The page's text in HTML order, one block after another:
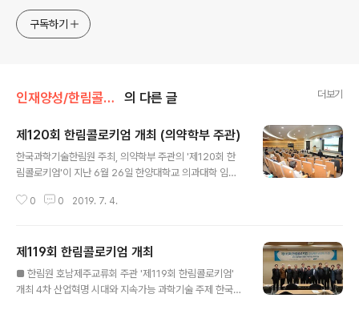
구독하기
인재양성/한림콜로키엄 의 다른 글 더보기
제120회 한림콜로키엄 개최 (의약학부 주관)
한국과학기술한림원 주최, 의약학부 주관의 '제120회 한
림콜로키엄'이 지난 6월 26일 한양대학교 의과대학 임우
로 개최됐다. 한민구 한림원 원장의 개회사를 시작으로 김
부 신입 정회원 및 차세대회원이 미생물, 신경, 피부과학,
약학, 한의학 등 각 분야의 최신연구 동향을 발표했으며, 다
양한 전공과 소속의 회원들이 만나 정보와 연구성과 공유
0 0 2019. 7. 4.
제119회 한림콜로키엄 개최
■ 한림원 호남제주교류회 주관 '제119회 한림콜로키엄'
개최 4차 산업혁명 시대와 지속가능 과학기술 주제 한국과